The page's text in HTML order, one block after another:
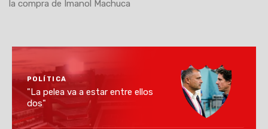
la compra de Imanol Machuca
POLÍTICA
"La pelea va a estar entre ellos
dos"